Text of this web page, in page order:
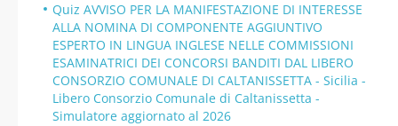
Quiz AVVISO PER LA MANIFESTAZIONE DI INTERESSE
ALLA NOMINA DI COMPONENTE AGGIUNTIVO
ESPERTO IN LINGUA INGLESE NELLE COMMISSIONI
ESAMINATRICI DEI CONCORSI BANDITI DAL LIBERO
CONSORZIO COMUNALE DI CALTANISSETTA - Sicilia -
Libero Consorzio Comunale di Caltanissetta -
Simulatore aggiornato al 2026